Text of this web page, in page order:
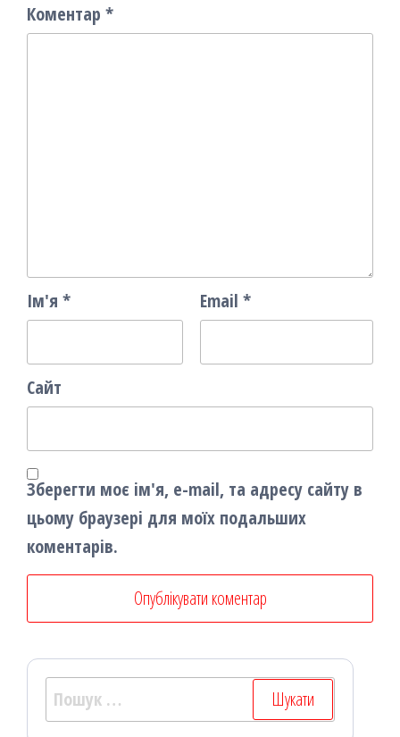
Коментар *
Ім'я * Email *
Сайт
Зберегти моє ім'я, e-mail, та адресу сайту в
цьому браузері для моїх подальших
коментарів.
Пошук: